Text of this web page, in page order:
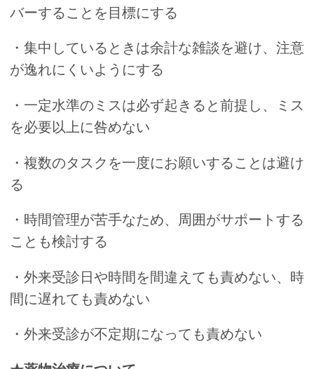
バーすることを目標にする
・集中しているときは余計な雑談を避け、注意
が逸れにくいようにする
・一定水準のミスは必ず起きると前提し、ミス
を必要以上に咎めない
・複数のタスクを一度にお願いすることは避け
る
・時間管理が苦手なため、周囲がサポートする
ことも検討する
・外来受診日や時間を間違えても責めない、時
間に遅れても責めない
・外来受診が不定期になっても責めない